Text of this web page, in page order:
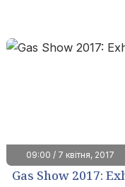
09:00 / 7 квітня, 2017
Gas Show 2017: